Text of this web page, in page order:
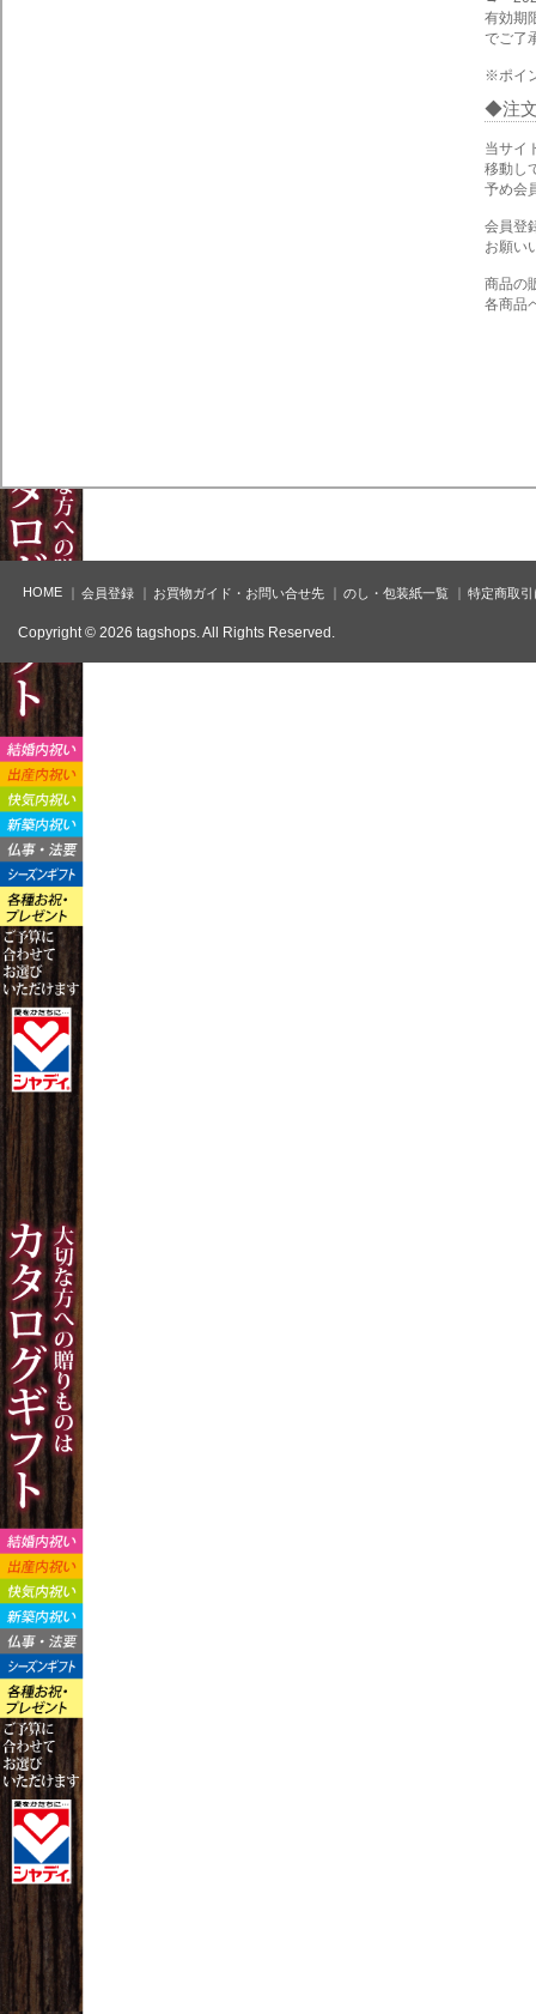
有効期
でご了
※ポイ
注
当サイ
移動し
予め会
会員登
お願い
商品の
各商品
HOME 会員登録 お買物ガイド・お問い合せ先 のし・包装紙一覧 特定商取
Copyright © 2026 tagshops. All Rights Reserved.